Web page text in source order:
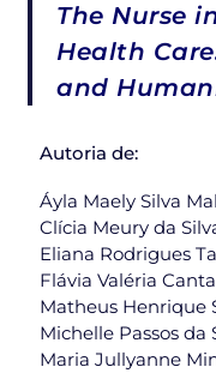
The Nurse
Health
and
Autoria de:
Áyla Maely Silva
Clícia Meury da
Eliana Rodrigues
Flávia Valéria
Matheus Henrique
Michelle Passos da
Maria Jullyanne